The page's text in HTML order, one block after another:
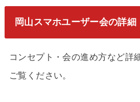
岡山スマホユーザー会の詳細
コンセプト・会の進め方など詳
ご覧ください。